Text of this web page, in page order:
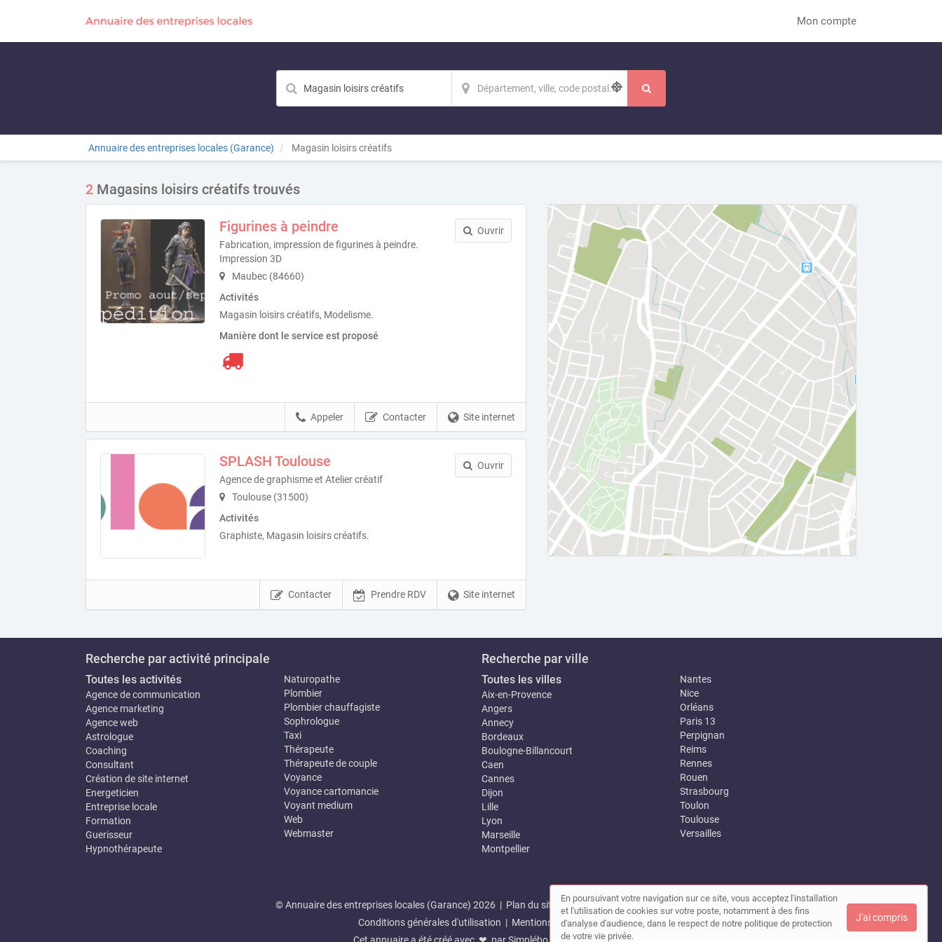
Mon compte
Annuaire des entreprises locales (Garance) Magasin loisirs créatifs
2 Magasins loisirs créatifs trouvés
Figurines à peindre
Fabrication, impression de figurines à peindre.
Impression 3D
Maubec (84660)
Activités
Magasin loisirs créatifs, Modelisme.
Manière dont le service est proposé
Ouvrir
Site internet
Contacter
Appeler
SPLASH Toulouse
Agence de graphisme et Atelier créatif
Toulouse (31500)
Activités
Graphiste, Magasin loisirs créatifs.
Ouvrir
Site internet
Prendre RDV
Contacter
Recherche par activité principale
Toutes les activités
Agence de communication
Agence marketing
Agence web
Astrologue
Coaching
Consultant
Création de site internet
Energeticien
Entreprise locale
Formation
Guerisseur
Hypnothérapeute
Naturopathe
Plombier
Plombier chauffagiste
Sophrologue
Taxi
Thérapeute
Thérapeute de couple
Voyance
Voyance cartomancie
Voyant medium
Web
Webmaster
Recherche par ville
Toutes les villes
Aix-en-Provence
Angers
Annecy
Bordeaux
Boulogne-Billancourt
Caen
Cannes
Dijon
Lille
Lyon
Marseille
Montpellier
Nantes
Nice
Orléans
Paris 13
Perpignan
Reims
Rennes
Rouen
Strasbourg
Toulon
Toulouse
Versailles
© Annuaire des entreprises locales (Garance) 2026 | Plan du site |Mon compte |Contact
Conditions générales d'utilisation | Mentions légales
Cet annuaire a été créé avec ❤ parSimplébo Annuaire
En poursuivant votre navigation sur ce site, vous acceptez l'installation
et l'utilisation de cookies sur votre poste, notamment à des fins
d'analyse d'audience, dans le respect de notre politique de protection
de votre vie privée.
J'ai compris